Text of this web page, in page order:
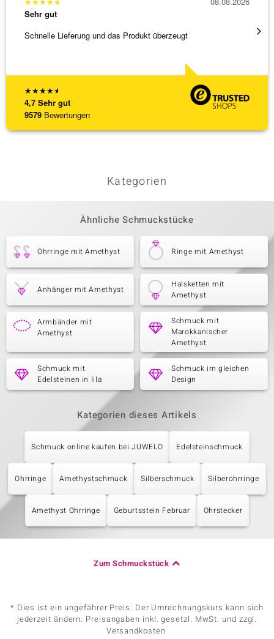
★★★★★
4,7 Sehr gut
9579 Bewertungen
Sehr gut
Schnelle Lieferung und das Produkt überzeugt
Kategorien
Ähnliche Schmuckstücke
Ohrringe mit Amethyst Ringe mit Amethyst
Anhänger mit Amethyst
Halsketten mit
Amethyst
Armbänder mit
Amethyst
Schmuck mit
Marokkanischer
Amethyst
Schmuck mit
Edelsteinen in lila
Schmuck im gleichen
Design
Kategorien dieses Artikels
Schmuck online kaufen bei JUWELO Edelsteinschmuck
Ohrringe Amethystschmuck Silberschmuck Silberohrringe
Amethyst Ohrringe Geburtsstein Februar Ohrstecker
Zum Schmuckstück
* Dies ist ein ungefährer Preis. Der Umrechnungskurs kann sich
jederzeit ändern. Preisangaben inkl. gesetzl. MwSt. und zzgl.
Versandkosten.